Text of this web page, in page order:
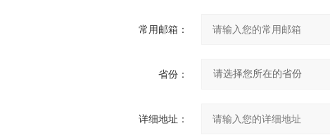
常用邮箱：
省份：
详细地址：